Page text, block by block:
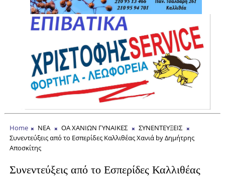
Home ΝΕΑ ΟΑ ΧΑΝΙΩΝ ΓΥΝΑΙΚΕΣ
ΣΥΝΕΝΤΕΥΞΕΙΣ
Συνεντεύξεις από το Εσπερίδες Καλλιθέας Χανιά by Δημήτρης
Αποσκίτης
Συνεντεύξεις από το Εσπερίδες Καλλιθέας